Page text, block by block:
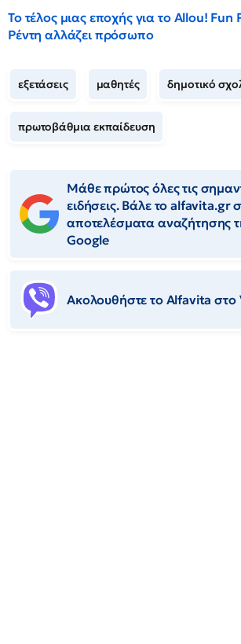
Το τέλος μιας εποχής για το Allou! Fun
Ρέντη αλλάζει πρόσωπο
εξετάσεις μαθητές δημοτικό
πρωτοβάθμια εκπαίδευση
Μάθε πρώτος όλες τις
ειδήσεις. Βάλε το alfavita.gr
αποτελέσματα αναζήτησης
Google
Ακολουθήστε το Αlfavita στο